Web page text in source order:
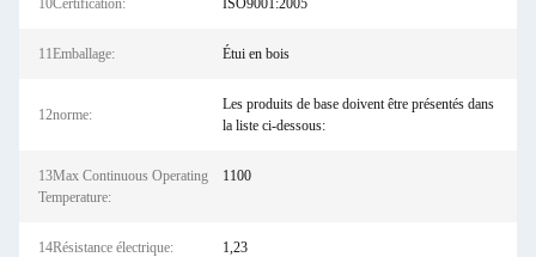
10Certification: ISO9001:2005
11Emballage: Étui en bois
12norme:
Les produits de base doivent être présentés dans
la liste ci-dessous:
13Max Continuous Operating
Temperature:
1100
14Résistance électrique: 1,23